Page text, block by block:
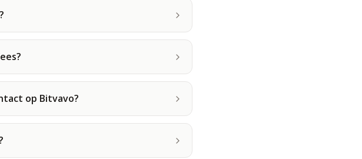
op Bitvavo?